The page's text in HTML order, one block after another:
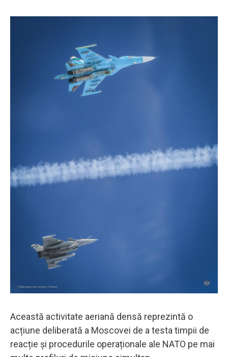
Această activitate aeriană densă reprezintă o
acțiune deliberată a Moscovei de a testa timpii de
reacție și procedurile operaționale ale NATO pe mai